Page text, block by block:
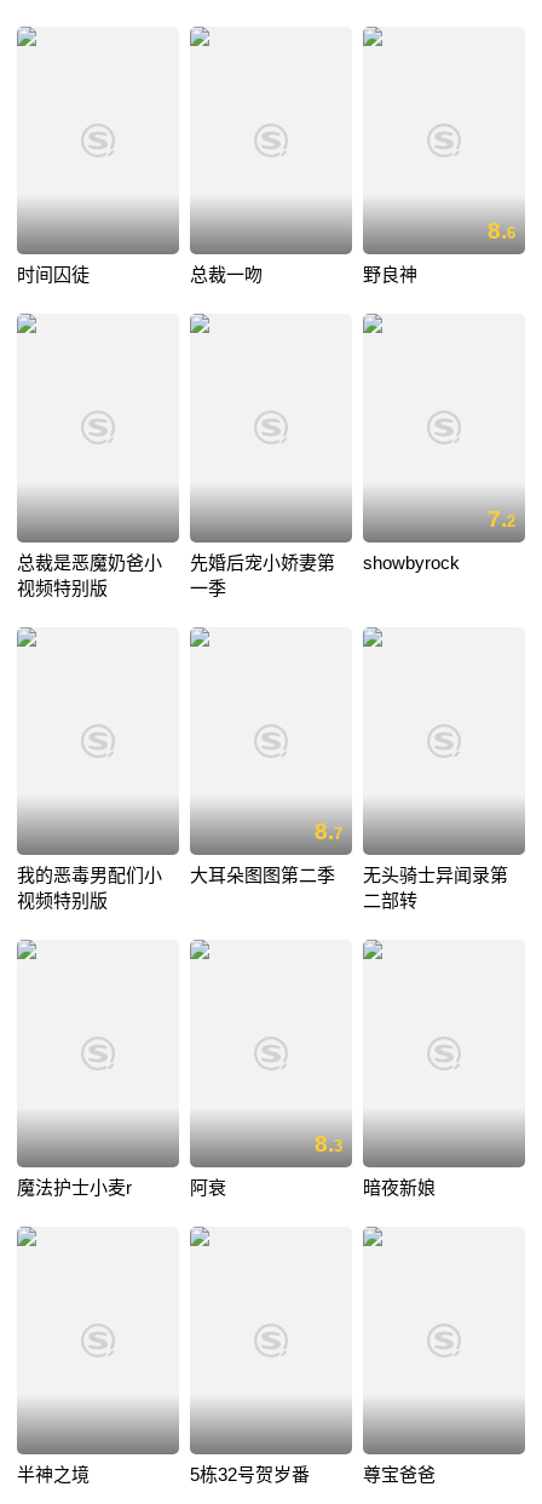
时间囚徒 总裁一吻
8.6
野良神
总裁是恶魔奶爸小
视频特别版
先婚后宠小娇妻第
一季
7.2
showbyrock
我的恶毒男配们小
视频特别版
8.7
大耳朵图图第二季
无头骑士异闻录第
二部转
魔法护士小麦r
8.3
阿衰 暗夜新娘
半神之境 5栋32号贺岁番 尊宝爸爸